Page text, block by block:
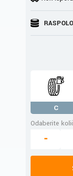
C
Odaberite
-